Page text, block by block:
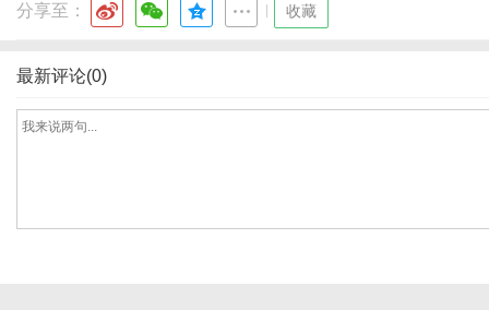
分享至： 收藏
最新评论(0)